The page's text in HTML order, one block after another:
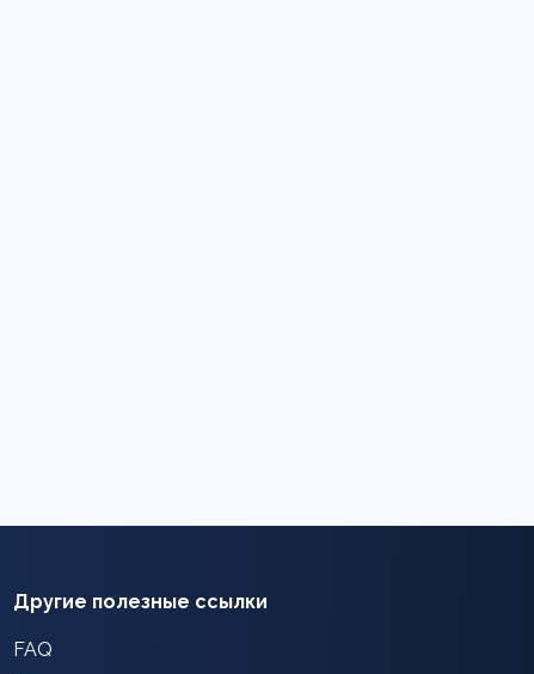
Другие полезные ссылки
FAQ